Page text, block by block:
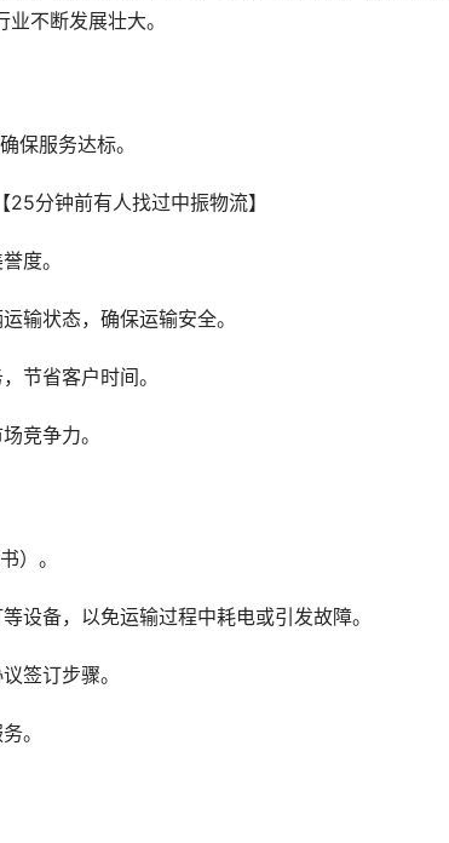
不断发展壮大。
保服务达标。
度。
输状态，确保运输安全。
节省客户时间。
竞争力。
）。
设备，以免运输过程中耗电或引发故障。
签订步骤。
。